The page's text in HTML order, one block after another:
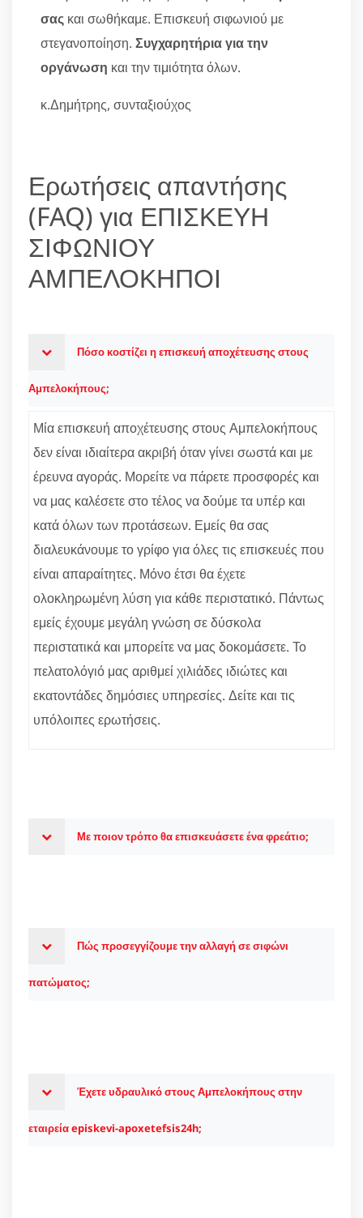
σας και σωθήκαμε. Επισκευή σιφωνιού με
στεγανοποίηση. Συγχαρητήρια για την
οργάνωση και την τιμιότητα όλων.
κ.Δημήτρης, συνταξιούχος
Ερωτήσεις απαντήσης
(FAQ) για ΕΠΙΣΚΕΥΗ
ΣΙΦΩΝΙΟΥ
ΑΜΠΕΛΟΚΗΠΟΙ
Πόσο κοστίζει η επισκευή αποχέτευσης στους
Αμπελοκήπους;
Μία επισκευή αποχέτευσης στους Αμπελοκήπους
δεν είναι ιδιαίτερα ακριβή όταν γίνει σωστά και με
έρευνα αγοράς. Μορείτε να πάρετε προσφορές και
να μας καλέσετε στο τέλος να δούμε τα υπέρ και
κατά όλων των προτάσεων. Εμείς θα σας
διαλευκάνουμε το γρίφο για όλες τις επισκευές που
είναι απαραίτητες. Μόνο έτσι θα έχετε
ολοκληρωμένη λύση για κάθε περιστατικό. Πάντως
εμείς έχουμε μεγάλη γνώση σε δύσκολα
περιστατικά και μπορείτε να μας δοκομάσετε. Το
πελατολόγιό μας αριθμεί χιλιάδες ιδιώτες και
εκατοντάδες δημόσιες υπηρεσίες. Δείτε και τις
υπόλοιπες ερωτήσεις.
Με ποιον τρόπο θα επισκευάσετε ένα φρεάτιο;
Πώς προσεγγίζουμε την αλλαγή σε σιφώνι
πατώματος;
Έχετε υδραυλικό στους Αμπελοκήπους στην
εταιρεία episkevi-apoxetefsis24h;